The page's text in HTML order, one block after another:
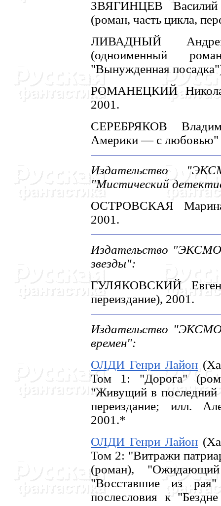
ЗВЯГИHЦЕВ
(роман, часть цикла,
ЛИВАДHЫЙ
(одноименный
"Вынужденная
РОМАHЕЦКИЙ
2001.
СЕРЕБРЯКОВ
Америки — с любовью"
Издательство
"Мистический
ОСТРОВСКАЯ
2001.
Издательство
звезды":
ГУЛЯКОВСКИЙ
переиздание), 2001.
Издательство
времен":
ОЛДИ Генри Лайон
Том 1: "Дорога"
"Живущий в последний
переиздание; илл.
2001.*
ОЛДИ Генри Лайон
Том 2: "Витражи
(роман),
"Восставшие из
послесловия к